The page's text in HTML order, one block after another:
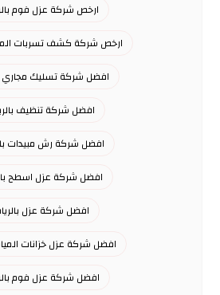
ارخص شركة عزل فوم
ارخص شركة كشف تسربات
افضل شركة تسليك مجاري
افضل شركة تنظيف
افضل شركة رش مبيدات
افضل شركة عزل اسطح
افضل شركة عزل
افضل شركة عزل خزانات
افضل شركة عزل فوم